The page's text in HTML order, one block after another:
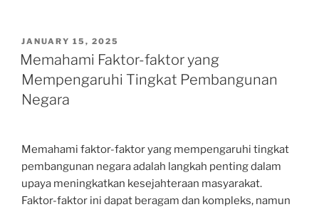
POSTED
ON
JANUARY 15, 2025
Memahami Faktor-faktor yang
Mempengaruhi Tingkat Pembangunan
Negara
Memahami faktor-faktor yang mempengaruhi tingkat
pembangunan negara adalah langkah penting dalam
upaya meningkatkan kesejahteraan masyarakat.
Faktor-faktor ini dapat beragam dan kompleks, namun